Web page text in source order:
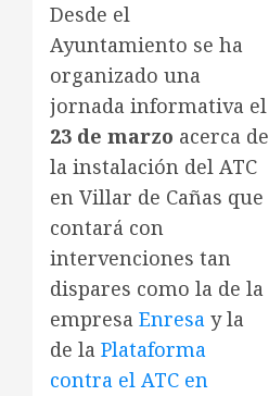
Desde el
Ayuntamiento se ha
organizado una
jornada informativa el
23 de marzo acerca de
la instalación del ATC
en Villar de Cañas que
contará con
intervenciones tan
dispares como la de la
empresa Enresa y la
de la Plataforma
contra el ATC en